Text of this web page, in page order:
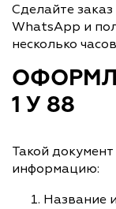
Сделайте
WhatsApp и
несколько
1 У 88
Такой
информацию:
Название